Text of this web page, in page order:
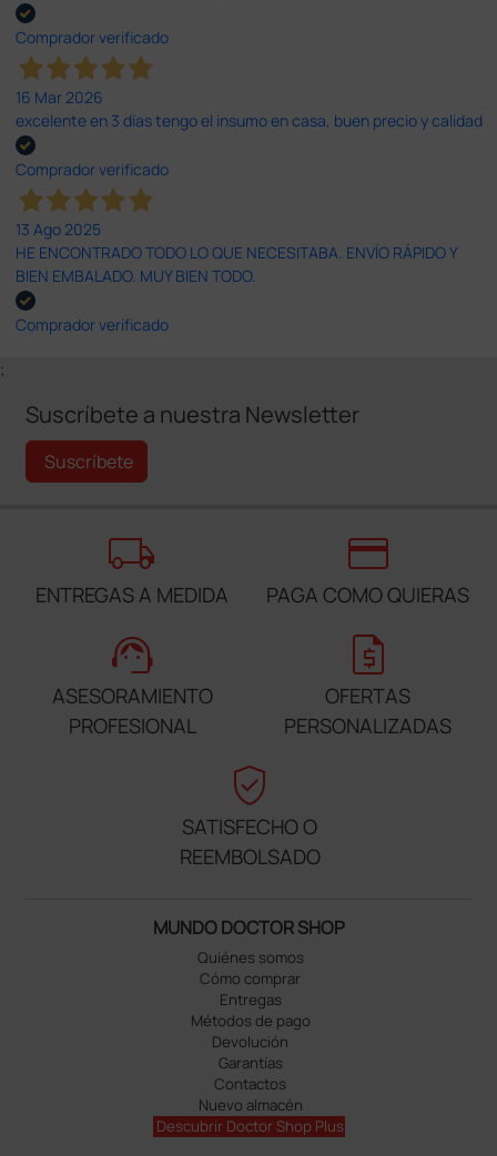
Comprador verificado
16 Mar 2026
excelente en 3 días tengo el insumo en casa, buen precio y calidad
Comprador verificado
13 Ago 2025
HE ENCONTRADO TODO LO QUE NECESITABA. ENVÍO RÁPIDO Y
BIEN EMBALADO. MUY BIEN TODO.
Comprador verificado
;
Suscríbete a nuestra Newsletter
Suscríbete
local_shipping
ENTREGAS A MEDIDA
credit_card
PAGA COMO QUIERAS
support_agent
ASESORAMIENTO
PROFESIONAL
request_quote
OFERTAS
PERSONALIZADAS
verified_user
SATISFECHO O
REEMBOLSADO
MUNDO DOCTOR SHOP
Quiénes somos
Cómo comprar
Entregas
Métodos de pago
Devolución
Garantías
Contactos
Nuevo almacén
Descubrir Doctor Shop Plus